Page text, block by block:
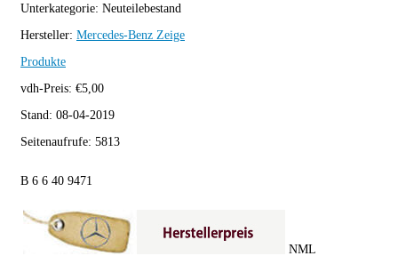
Unterkategorie: Neuteilebestand
Hersteller: Mercedes-Benz Zeige
Produkte
vdh-Preis: €5,00
Stand: 08-04-2019
Seitenaufrufe: 5813
B 6 6 40 9471
NML